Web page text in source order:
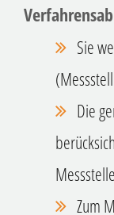
Sie
Die
Zum